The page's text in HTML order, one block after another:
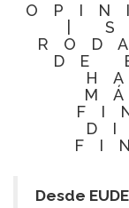
|
DE
Desde